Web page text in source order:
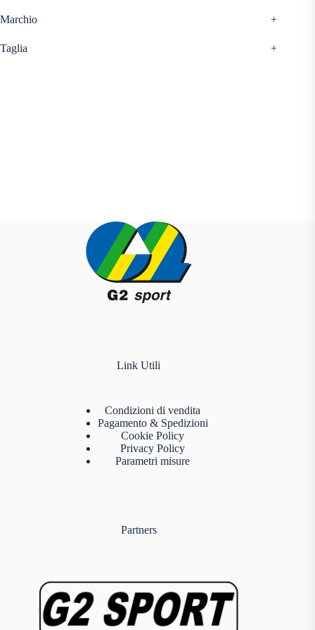
Marchio +
Taglia +
Link Utili
Condizioni di vendita
Pagamento & Spedizioni
Cookie Policy
Privacy Policy
Parametri misure
Partners